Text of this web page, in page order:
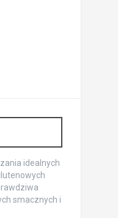
idealnych
smacznych i